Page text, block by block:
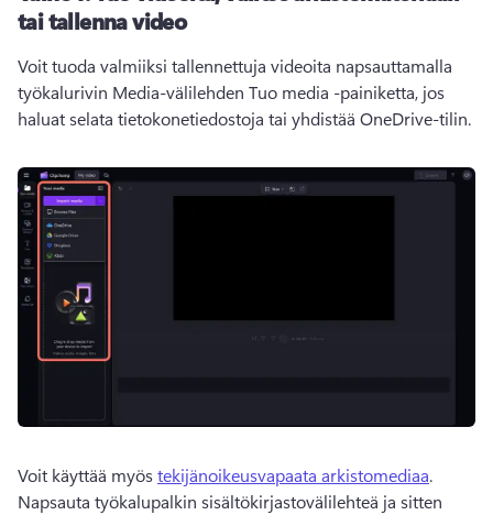
tai tallenna video
Voit tuoda valmiiksi tallennettuja videoita napsauttamalla
työkalurivin Media-välilehden Tuo media -painiketta, jos
haluat selata tietokonetiedostoja tai yhdistää OneDrive-tilin.
Voit käyttää myös tekijänoikeusvapaata arkistomediaa
Napsauta työkalupalkin sisältökirjastovälilehteä ja sitten